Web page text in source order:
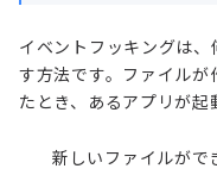
イベントフッキングは
す方法です。ファイルが
たとき、あるアプリが起
新しいファイルがで